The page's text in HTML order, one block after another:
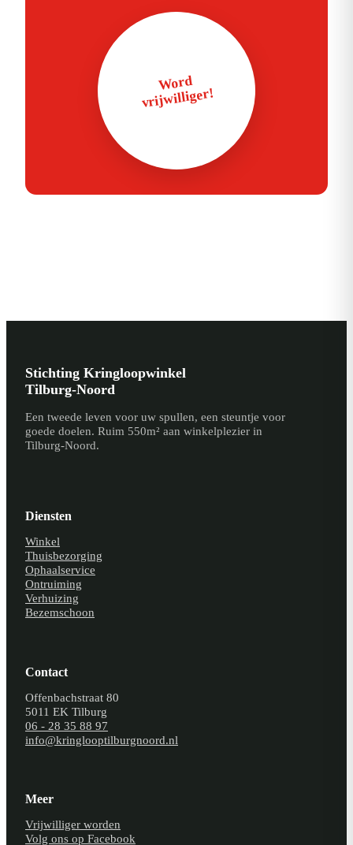
Word
vrijwilliger!
Stichting Kringloopwinkel
Tilburg-Noord
Een tweede leven voor uw spullen, een steuntje voor
goede doelen. Ruim 550m² aan winkelplezier in
Tilburg-Noord.
Diensten
Winkel
Thuisbezorging
Ophaalservice
Ontruiming
Verhuizing
Bezemschoon
Contact
Offenbachstraat 80
5011 EK Tilburg
06 - 28 35 88 97
info@kringlooptilburgnoord.nl
Meer
Vrijwilliger worden
Volg ons op Facebook